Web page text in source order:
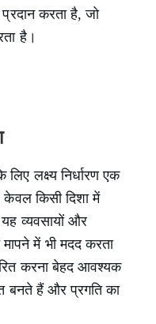
करता है, जो
है।
लक्ष्य निर्धारण एक
केवल किसी दिशा में
व्यवसायों और
मापने में भी मदद करता
करना बेहद आवश्यक
बनते हैं और प्रगति का